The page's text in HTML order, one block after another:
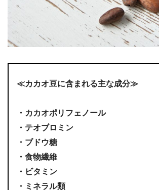
≪カカオ豆に含まれる主な成分≫
・カカオポリフェノール
・テオブロミン
・ブドウ糖
・食物繊維
・ビタミン
・ミネラル類